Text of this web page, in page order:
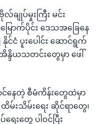
ချုပ်မှုးကြီး မင်း
ောက်ပိုင်း ဒေသအခြေနေ
င်ငံ ပူးပေါင်း ဆောင်ရွက်
ဒိယသတင်းတွေမှာ ဖေါ်
နေတဲ့ စီမံကိန်းတွေထဲမှာ
းသိမ်းရေး ဆိုင်ရာတွေ၊
ေးတွေ ပါဝင်ပြီး